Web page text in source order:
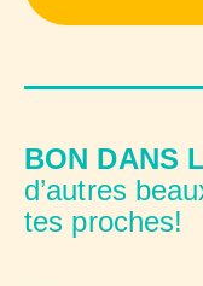
BON DANS
d’autres
tes proches!